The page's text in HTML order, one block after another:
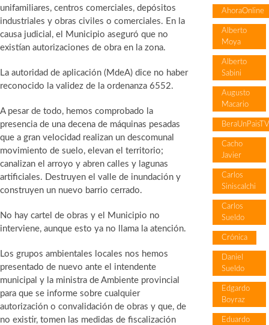
unifamiliares, centros comerciales, depósitos
industriales y obras civiles o comerciales. En la
causa judicial, el Municipio aseguró que no
existían autorizaciones de obra en la zona.
La autoridad de aplicación (MdeA) dice no haber
reconocido la validez de la ordenanza 6552.
A pesar de todo, hemos comprobado la
presencia de una decena de máquinas pesadas
que a gran velocidad realizan un descomunal
movimiento de suelo, elevan el territorio;
canalizan el arroyo y abren calles y lagunas
artificiales. Destruyen el valle de inundación y
construyen un nuevo barrio cerrado.
No hay cartel de obras y el Municipio no
interviene, aunque esto ya no llama la atención.
Los grupos ambientales locales nos hemos
presentado de nuevo ante el intendente
municipal y la ministra de Ambiente provincial
para que se informe sobre cualquier
autorización o convalidación de obras y que, de
no existir, tomen las medidas de fiscalización
AhoraOnline
Alberto
Moya
Alberto
Sabini
Augusto
Macario
BeraUnPaisTV
Cacho
Javier
Carlos
Siniscalchi
Carlos
Sueldo
Crónica
Daniel
Sueldo
Edgardo
Boyraz
Eduardo